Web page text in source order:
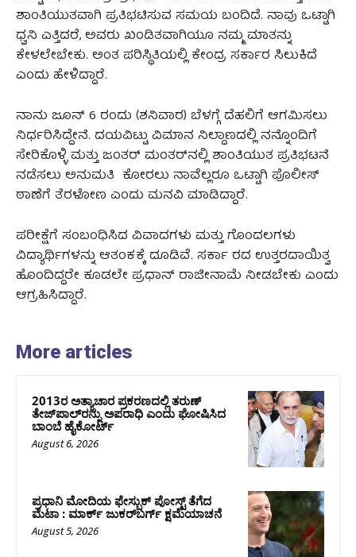
ಶಾಂತಿಯುತವಾಗಿ ಪ್ರತಿಭಟಿಸುವ ಸಮಯ ಬಂದಿದೆ. ನಾವು ಒಟ್ಟಾಗಿ
ಧ್ವನಿ ಎತ್ತಿದರೆ, ಅವರು ಖಂಡಿತವಾಗಿಯೂ ನಮ್ಮ ಮಾತನ್ನು
ಕೇಳಲೇಬೇಕು. ಅಂತ ಪರಿಸ್ಥಿತಿಯಲ್ಲಿ ಕೇಂದ್ರ ಸರ್ಕಾರ ಸಿಲುಕಿದೆ
ಎಂದು ಹೇಳಿದ್ದಾರೆ.
ನಾನು ಜೂನ್ 6 ರಂದು (ಶನಿವಾರ) ಬೆಳಗ್ಗೆ ದೆಹಲಿಗೆ ಆಗಮಿಸಲು
ನಿರ್ಧರಿಸಿದ್ದೇನೆ. ದಯವಿಟ್ಟು ವಿಮಾನ ನಿಲ್ದಾಣದಲ್ಲಿ ನನ್ನೊಂದಿಗೆ
ಸೇರಿಕೊಳ್ಳಿ ಮತ್ತು ಜಂತರ್ ಮಂತರ್‌ನಲ್ಲಿ ಶಾಂತಿಯುತ ಪ್ರತಿಭಟನೆ
ನಡೆಸಲು ಅನುಮತಿ ಕೋರಲು ನಾವೆಲ್ಲರೂ ಒಟ್ಟಾಗಿ ಪೊಲೀಸ್‌
ಠಾಣೆಗೆ ತೆರಳೋಣ ಎಂದು ಮನವಿ ಮಾಡಿದ್ದಾರೆ.
ಪರೀಕ್ಷೆಗೆ ಸಂಬಂಧಿಸಿದ ವಿವಾದಗಳು ಮತ್ತು ಗೊಂದಲಗಳು
ವಿದ್ಯಾರ್ಥಿಗಳನ್ನು ಆತಂಕಕ್ಕೆ ದೂಡಿವೆ. ಸರ್ಕಾ ರದ ಉತ್ತರದಾಯಿತ್ವ
ಹೊಂದಿದ್ದರೇ ಕೂಡಲೇ ಪ್ರಧಾನ್‌ ರಾಜೀನಾಮೆ ನೀಡಬೇಕು ಎಂದು
ಆಗ್ರಹಿಸಿದ್ದಾರೆ.
More articles
2013ರ ಅತ್ಯಾಚಾರ ಪ್ರಕರಣದಲ್ಲಿ ತರುಣ್
ತೇಜ್‌ಪಾಲ್‌ರನ್ನು ಅಪರಾಧಿ ಎಂದು ಘೋಷಿಸಿದ
ಬಾಂಬೆ ಹೈಕೋರ್ಟ್
August 6, 2026
ಪ್ರಧಾನಿ ಮೋದಿಯ ಫೇಸ್ಬುಕ್‌ ಪೋಸ್ಟ್‌ ತೆಗೆದ
ಮೆಟಾ : ಮಾರ್ಕ್ ಜುಕರ್‌ಬರ್ಗ್ ಕ್ಷಮೆಯಾಚನೆ
August 5, 2026